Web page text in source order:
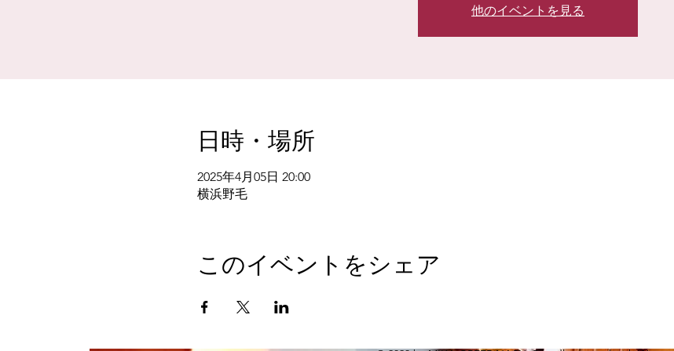
他のイベントを見る
日時・場所
2025年4月05日 20:00
横浜野毛
このイベントをシェア